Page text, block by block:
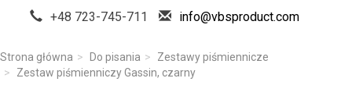
+48 723-745-711 info@vbsproduct.com
Strona główna Do pisania
Zestawy piśmiennicze
Zestaw piśmienniczy Gassin, czarny